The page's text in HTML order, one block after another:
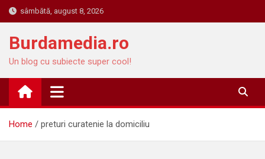
Skip
to
content
sâmbătă, august 8, 2026
Burdamedia.ro
Un blog cu subiecte super cool!
Home preturi curatenie la domiciliu